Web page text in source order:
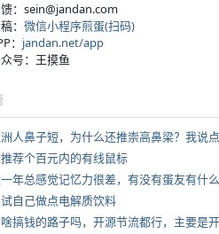
：sein@jandan.com
： 微信小程序煎蛋(扫码)
： jandan.net/app
号：王摸鱼
人鼻子短，为什么还推崇高鼻梁？我说点
荐个百元内的有线鼠标
年总感觉记忆力很差，有没有蛋友有什么
自己做点电解质饮料